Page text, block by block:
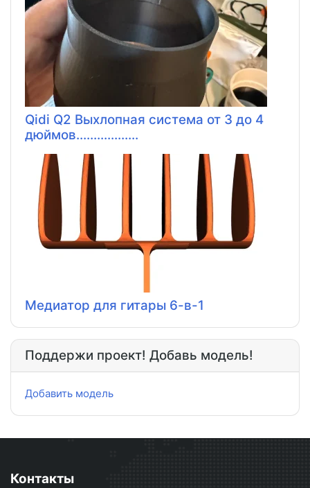
Qidi Q2 Выхлопная система от 3 до 4
дюймов..................
Медиатор для гитары 6-в-1
Поддержи проект! Добавь модель!
Добавить модель
Контакты